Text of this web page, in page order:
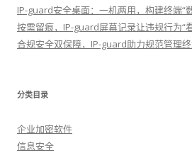
IP-guard安全桌面：一机两用，构建终端“
按需留痕，IP-guard屏幕记录让违规行为“
合规安全双保障，IP-guard助力规范管理
分类目录
企业加密软件
信息安全